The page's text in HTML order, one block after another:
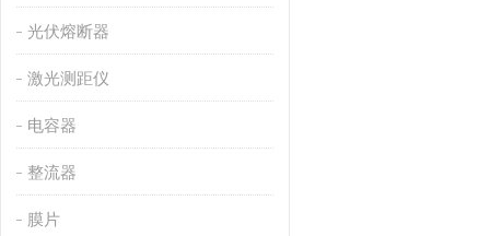
光伏熔断器
激光测距仪
电容器
整流器
膜片